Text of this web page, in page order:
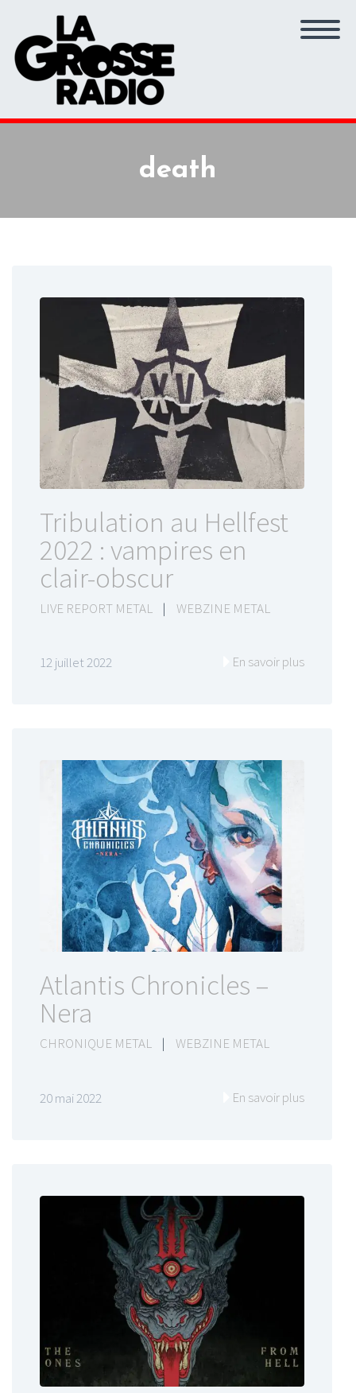
death
Tribulation au Hellfest
2022 : vampires en
clair-obscur
LIVE REPORT METAL | WEBZINE METAL
12 juillet 2022 En savoir plus
Atlantis Chronicles –
Nera
CHRONIQUE METAL | WEBZINE METAL
20 mai 2022 En savoir plus